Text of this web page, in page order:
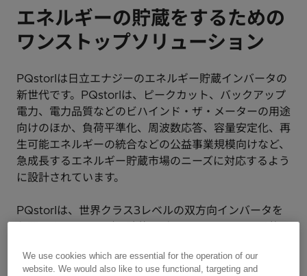
エネルギーの貯蔵をするための
ワンストップソリューション
PQstorIは日立エナジーのエネルギー貯蔵インバータの
新世代です。PQstorIは、ピークカット、バックアップ
電力、電力品質などのビハインド・ザ・メーターの用途
向けのほか、負荷平準化、周波数応答、容量安定化、再
生可能エネルギーの統合などの公益事業規模向けなど、
急成長するエネルギー貯蔵市場のニーズに対応するよう
に設計されています。
PQstorIは、世界クラス3レベルの双方向インバータを
す。
We use cookies which are essential for the operation of our
website. We would also like to use functional, targeting and